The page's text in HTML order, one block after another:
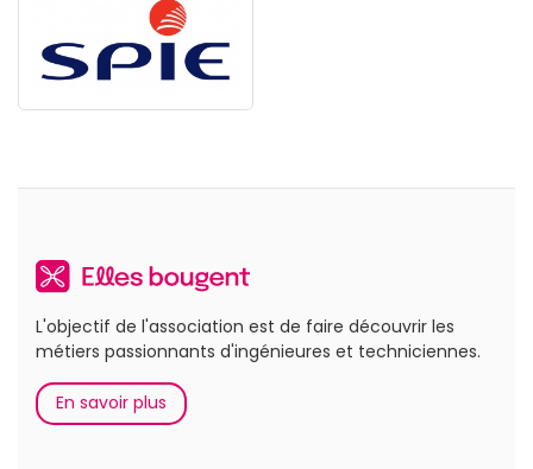
L'objectif de l'association est de faire découvrir les
métiers passionnants d'ingénieures et techniciennes.
En savoir plus